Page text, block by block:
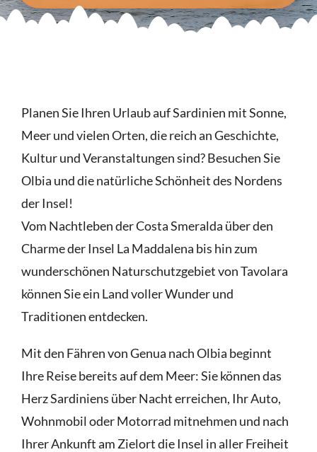
Planen Sie Ihren Urlaub auf Sardinien mit Sonne,
Meer und vielen Orten, die reich an Geschichte,
Kultur und Veranstaltungen sind? Besuchen Sie
Olbia und die natürliche Schönheit des Nordens
der Insel!
Vom Nachtleben der Costa Smeralda über den
Charme der Insel La Maddalena bis hin zum
wunderschönen Naturschutzgebiet von Tavolara
können Sie ein Land voller Wunder und
Traditionen entdecken.
Mit den Fähren von Genua nach Olbia beginnt
Ihre Reise bereits auf dem Meer: Sie können das
Herz Sardiniens über Nacht erreichen, Ihr Auto,
Wohnmobil oder Motorrad mitnehmen und nach
Ihrer Ankunft am Zielort die Insel in aller Freiheit